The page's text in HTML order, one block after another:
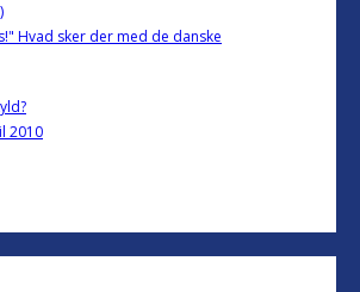
Hvad sker der med de danske
2010